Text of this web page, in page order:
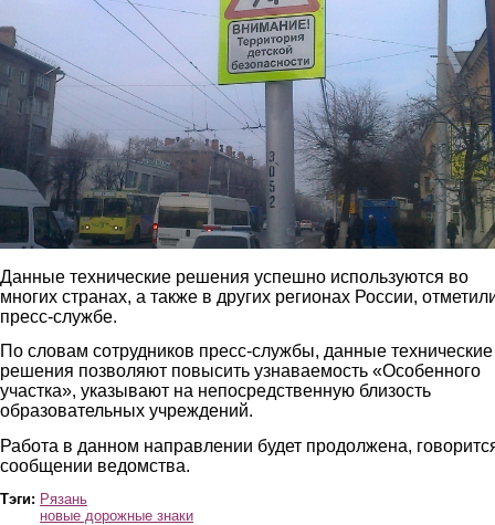
Данные технические решения успешно используются во
многих странах, а также в других регионах России,
пресс-службе.
По словам сотрудников пресс-службы, данные технические
решения позволяют повысить узнаваемость «Особенного
участка», указывают на непосредственную близость
образовательных учреждений.
Работа в данном направлении будет продолжена,
сообщении ведомства.
Тэги: Рязань
новые дорожные знаки